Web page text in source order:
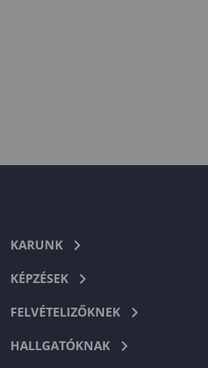
KARUNK
KÉPZÉSEK
FELVÉTELIZŐKNEK
HALLGATÓKNAK